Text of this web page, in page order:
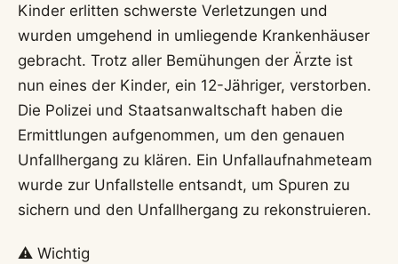
Kinder erlitten schwerste Verletzungen und
wurden umgehend in umliegende Krankenhäuser
gebracht. Trotz aller Bemühungen der Ärzte ist
nun eines der Kinder, ein 12-Jähriger, verstorben.
Die Polizei und Staatsanwaltschaft haben die
Ermittlungen aufgenommen, um den genauen
Unfallhergang zu klären. Ein Unfallaufnahmeteam
wurde zur Unfallstelle entsandt, um Spuren zu
sichern und den Unfallhergang zu rekonstruieren.
⚠️ Wichtig